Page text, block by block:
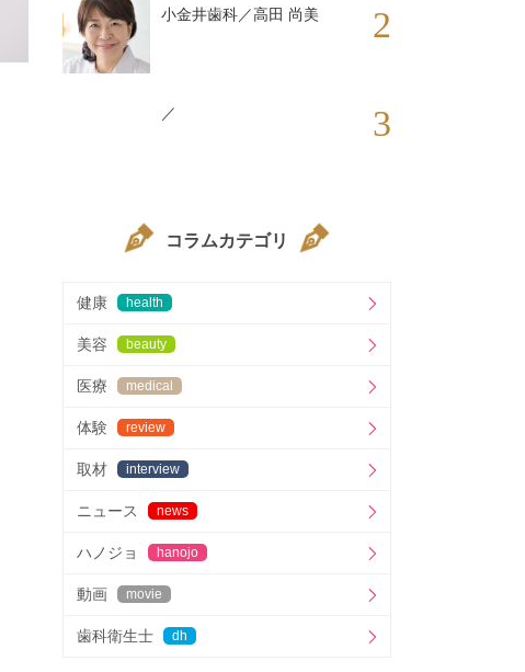
小金井歯科／高田 尚美 2
／ 3
コラムカテゴリ
健康 health
美容 beauty
医療 medical
体験 review
取材 interview
ニュース news
ハノジョ hanojo
動画 movie
歯科衛生士 dh